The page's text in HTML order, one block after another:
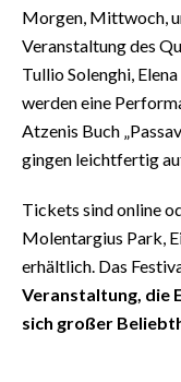
#CARAUNIONE
INSULARITÀ
FOTO
INFO AZIENDE
ABBONATI
ANNUNCI
NECROLOGI
Morgen, Mittwoch,
Veranstaltung des
Tullio Solenghi,
werden eine
Atzenis Buch
gingen leichtfertig
Tickets sind online
Molentargius Park,
erhältlich. Das
Veranstaltung, die
sich großer